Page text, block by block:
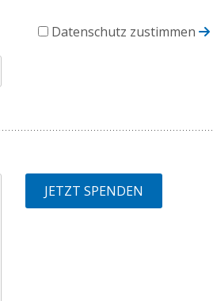
Datenschutz zustimmen